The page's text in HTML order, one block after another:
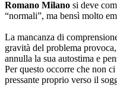
Romano Milano si deve
“normali”, ma bensì molto
La mancanza di
gravità del problema
annulla la sua autostima e
Per questo occorre che non
pressante proprio verso il